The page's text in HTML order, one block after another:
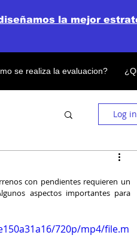
se realiza la evaluacion?
la mejor
Log
con pendientes requieren un
aspectos importantes para
720p/mp4/file.m